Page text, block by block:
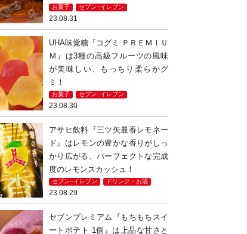
お菓子 セブン−イレブン
23.08.31
UHA味覚糖『コグミ ＰＲＥＭＩＵ
Ｍ』は3種の高級フルーツの風味
が美味しい、もっちり柔らかグ
ミ！
お菓子 セブン−イレブン
23.08.30
アサヒ飲料『三ツ矢最香レモネー
ド』はレモンの豊かな香りがしっ
かり広がる、パーフェクトな完成
度のレモンスカッシュ！
セブン−イレブン ドリンク・お酒
23.08.29
セブンプレミアム『もちもちスイ
ートポテト 1個』は上品な甘さと